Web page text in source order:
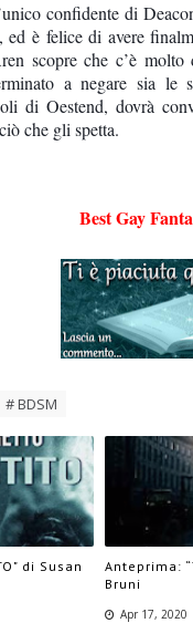
confidente di
è felice di avere
scopre che c’è
a negare sia
di Oestend, dovrà
che gli spetta.
Best Gay
# BDSM
di Susan
Anteprima:
Bruni
Apr 17, 2020